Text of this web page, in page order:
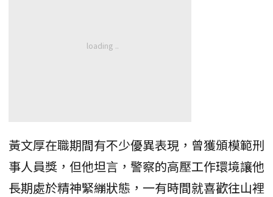
黃文厚在職期間有不少優異表現，曾獲頒模範刑
事人員獎，但他坦言，警察的高壓工作環境讓他
長期處於精神緊繃狀態，一有時間就喜歡往山裡